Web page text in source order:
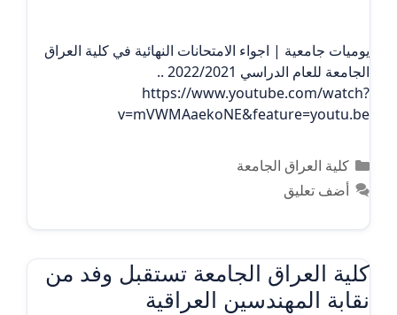
يوميات جامعية | اجواء الامتحانات النهائية في كلية العراق
الجامعة للعام الدراسي 2022/2021 ..
https://www.youtube.com/watch?
v=mVWMAaekoNE&feature=youtu.be
التصنيفات
كلية العراق الجامعة
أضف تعليق
كلية العراق الجامعة تستقبل وفد من
نقابة المهندسين العراقية